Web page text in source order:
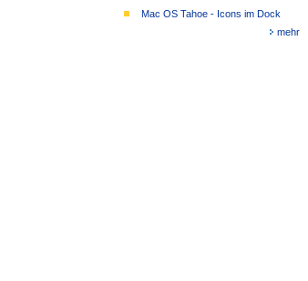
Mac OS Tahoe - Icons im Dock
mehr